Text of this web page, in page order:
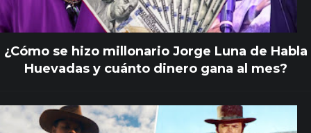
¿Cómo se hizo millonario Jorge Luna de Habla
Huevadas y cuánto dinero gana al mes?